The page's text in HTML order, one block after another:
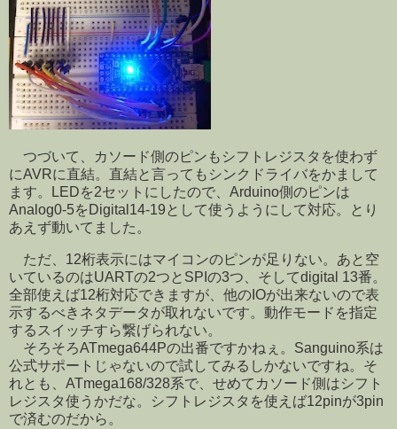
つづいて、カソード側のピンもシフトレジスタを使わず
にAVRに直結。直結と言ってもシンクドライバをかまして
ます。LEDを2セットにしたので、Arduino側のピンは
Analog0-5をDigital14-19として使うようにして対応。とり
あえず動いてました。
ただ、12桁表示にはマイコンのピンが足りない。あと空
いているのはUARTの2つとSPIの3つ、そしてdigital 13番。
全部使えば12桁対応できますが、他のIOが出来ないので表
示するべきネタデータが取れないです。動作モードを指定
するスイッチすら繋げられない。
そろそろATmega644Pの出番ですかねぇ。Sanguino系は
公式サポートじゃないので試してみるしかないですね。そ
れとも、ATmega168/328系で、せめてカソード側はシフト
レジスタ使うかだな。シフトレジスタを使えば12pinが3pin
で済むのだから。